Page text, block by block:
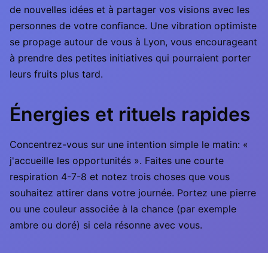
de nouvelles idées et à partager vos visions avec les
personnes de votre confiance. Une vibration optimiste
se propage autour de vous à Lyon, vous encourageant
à prendre des petites initiatives qui pourraient porter
leurs fruits plus tard.
Énergies et rituels rapides
Concentrez-vous sur une intention simple le matin: «
j'accueille les opportunités ». Faites une courte
respiration 4-7-8 et notez trois choses que vous
souhaitez attirer dans votre journée. Portez une pierre
ou une couleur associée à la chance (par exemple
ambre ou doré) si cela résonne avec vous.